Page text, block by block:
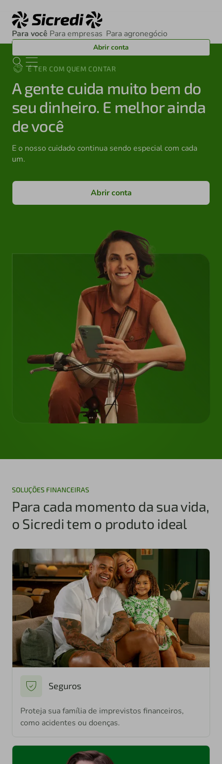
Para você Para empresas Para agronegócio
Abrir conta
É TER COM QUEM CONTAR
A gente cuida muito bem do
seu dinheiro. E melhor ainda
de você
E o nosso cuidado continua sendo especial com cada
um.
Abrir conta
SOLUÇÕES FINANCEIRAS
Para cada momento da sua vida,
o Sicredi tem o produto ideal
Seguros
Proteja sua família de imprevistos financeiros,
como acidentes ou doenças.